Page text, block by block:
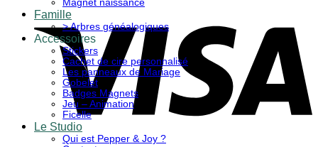
Magnet naissance
Famille
> Arbres généalogiques
Accessoires
Stickers
Cachet de cire personnalisé
Les panneaux de Mariage
Gobelet
Badges Magnets
Jeu – Animation
Ficelle
Le Studio
Qui est Pepper & Joy ?